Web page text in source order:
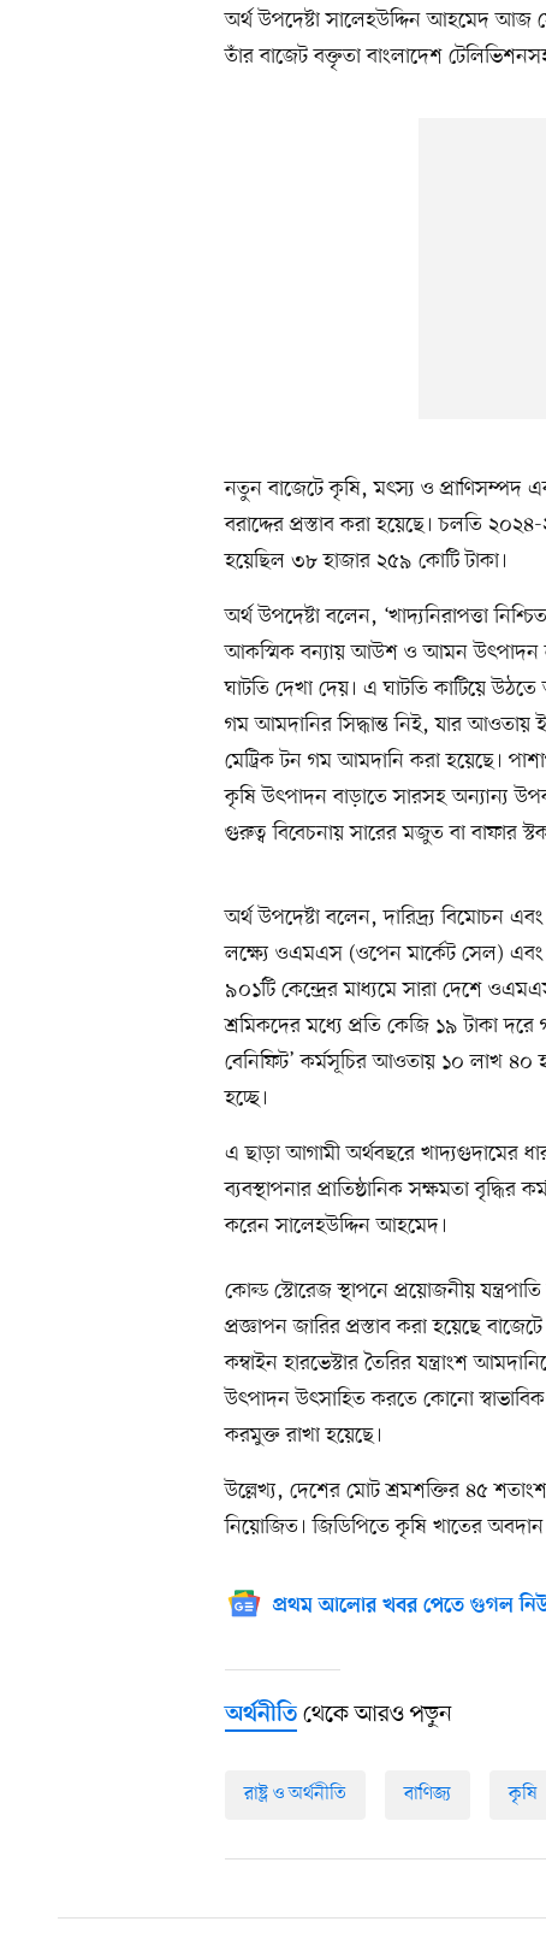
অর্থ উপদেষ্টা সালেহউদ্দিন আহমেদ আজ
তাঁর বাজেট বক্তৃতা বাংলাদেশ
নতুন বাজেটে কৃষি, মৎস্য ও প্রাণিসম্পদ
বরাদ্দের প্রস্তাব করা হয়েছে। চলতি
হয়েছিল ৩৮ হাজার ২৫৯ কোটি টাকা।
অর্থ উপদেষ্টা বলেন, ‘খাদ্যনিরাপত্তা
আকস্মিক বন্যায় আউশ ও আমন উৎপাদন
ঘাটতি দেখা দেয়। এ ঘাটতি কাটিয়ে
গম আমদানির সিদ্ধান্ত নিই, যার আওতায়
মেট্রিক টন গম আমদানি করা হয়েছে।
কৃষি উৎপাদন বাড়াতে সারসহ অন্যান্য
গুরুত্ব বিবেচনায় সারের মজুত বা বাফার
অর্থ উপদেষ্টা বলেন, দারিদ্র্য বিমোচন
লক্ষ্যে ওএমএস (ওপেন মার্কেট সেল) এবং
৯০১টি কেন্দ্রের মাধ্যমে সারা দেশে
শ্রমিকদের মধ্যে প্রতি কেজি ১৯ টাকা
বেনিফিট’ কর্মসূচির আওতায় ১০ লাখ ৪০
হচ্ছে।
এ ছাড়া আগামী অর্থবছরে খাদ্যগুদামের
ব্যবস্থাপনার প্রাতিষ্ঠানিক সক্ষমতা বৃদ্ধির
করেন সালেহউদ্দিন আহমেদ।
কোল্ড স্টোরেজ স্থাপনে প্রয়োজনীয়
প্রজ্ঞাপন জারির প্রস্তাব করা হয়েছে
কম্বাইন হারভেস্টার তৈরির যন্ত্রাংশ
উৎপাদন উৎসাহিত করতে কোনো
করমুক্ত রাখা হয়েছে।
উল্লেখ্য, দেশের মোট শ্রমশক্তির ৪৫
নিয়োজিত। জিডিপিতে কৃষি খাতের
প্রথম আলোর খবর পেতে গুগল
অর্থনীতি থেকে আরও পড়ুন
রাষ্ট্র ও অর্থনীতি বাণিজ্য কৃষি